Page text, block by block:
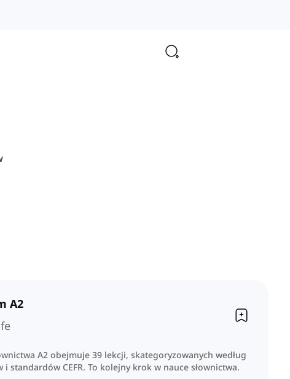
A2
A2 obejmuje 39 lekcji, skategoryzowanych według
i standardów CEFR. To kolejny krok w nauce słownictwa.